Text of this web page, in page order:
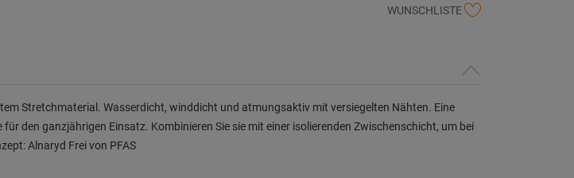
WUNSCHLISTE
Stretchmaterial. Wasserdicht, winddicht und atmungsaktiv mit versiegelten Nähten. Eine
den ganzjährigen Einsatz. Kombinieren Sie sie mit einer isolierenden Zwischenschicht, um bei
Alnaryd Frei von PFAS